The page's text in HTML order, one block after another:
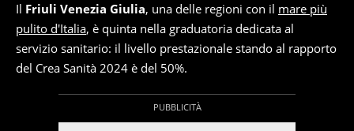
Il Friuli Venezia Giulia, una delle regioni con il mare più
pulito d'Italia, è quinta nella graduatoria dedicata al
servizio sanitario: il livello prestazionale stando al rapporto
del Crea Sanità 2024 è del 50%.